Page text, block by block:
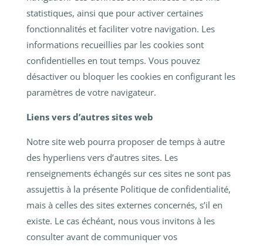
statistiques, ainsi que pour activer certaines
fonctionnalités et faciliter votre navigation. Les
informations recueillies par les cookies sont
confidentielles en tout temps. Vous pouvez
désactiver ou bloquer les cookies en configurant les
paramètres de votre navigateur.
Liens vers d’autres sites web
Notre site web pourra proposer de temps à autre
des hyperliens vers d’autres sites. Les
renseignements échangés sur ces sites ne sont pas
assujettis à la présente Politique de confidentialité,
mais à celles des sites externes concernés, s’il en
existe. Le cas échéant, nous vous invitons à les
consulter avant de communiquer vos